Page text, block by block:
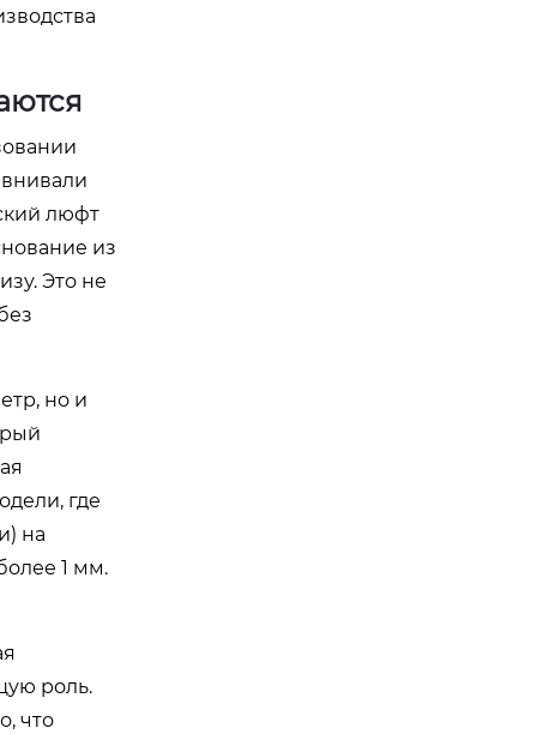
люфт
из
Это не
но и
где
на
1 мм.
роль.
что